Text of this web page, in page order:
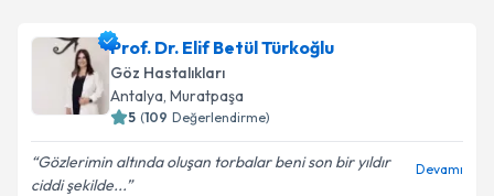
Prof. Dr. Elif Betül Türkoğlu
Göz Hastalıkları
Antalya, Muratpaşa
5 (109 Değerlendirme)
Gözlerimin altında oluşan torbalar beni son bir yıldır
ciddi şekilde...
Devamı